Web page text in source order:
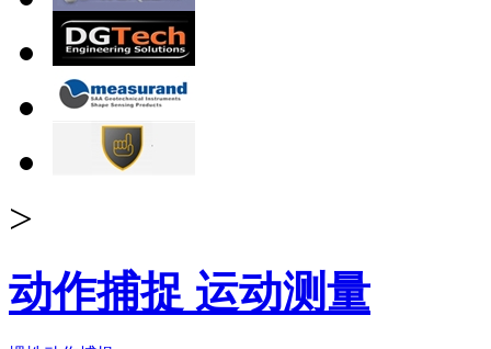
>
动作捕捉 运动测量